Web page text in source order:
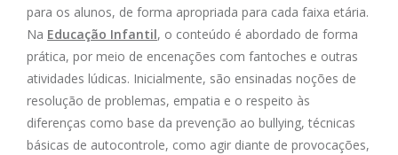
para os alunos, de forma apropriada para cada faixa etária.
Na Educação Infantil, o conteúdo é abordado de forma
prática, por meio de encenações com fantoches e outras
atividades lúdicas. Inicialmente, são ensinadas noções de
resolução de problemas, empatia e o respeito às
diferenças como base da prevenção ao bullying, técnicas
básicas de autocontrole, como agir diante de provocações,